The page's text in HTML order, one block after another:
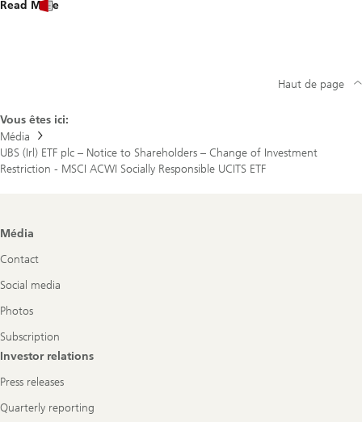
Read More
Vous êtes ici:
Média
UBS (Irl) ETF plc – Notice to Shareholders – Change of Investment
Restriction - MSCI ACWI Socially Responsible UCITS ETF
Haut de page
Footer
Média
Contact
Social media
Photos
Subscription
Investor relations
Press releases
Quarterly reporting